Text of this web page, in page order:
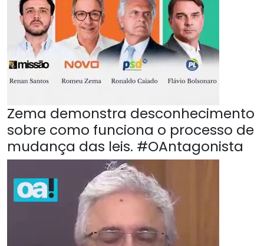
Zema demonstra desconhecimento
sobre como funciona o processo de
mudança das leis. #OAntagonista